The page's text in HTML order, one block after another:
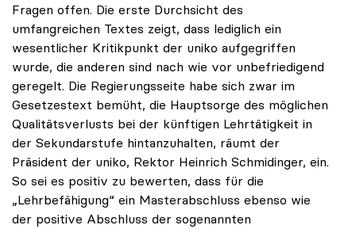
Fragen offen. Die erste Durchsicht des
umfangreichen Textes zeigt, dass lediglich ein
wesentlicher Kritikpunkt der uniko aufgegriffen
wurde, die anderen sind nach wie vor unbefriedigend
geregelt. Die Regierungsseite habe sich zwar im
Gesetzestext bemüht, die Hauptsorge des möglichen
Qualitätsverlusts bei der künftigen Lehrtätigkeit in
der Sekundarstufe hintanzuhalten, räumt der
Präsident der uniko, Rektor Heinrich Schmidinger, ein.
So sei es positiv zu bewerten, dass für die
„Lehrbefähigung“ ein Masterabschluss ebenso wie
der positive Abschluss der sogenannten